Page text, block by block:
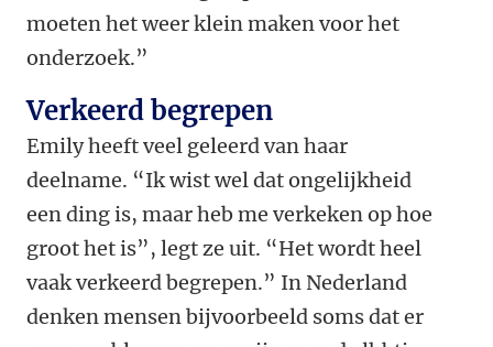
moeten het weer klein maken voor het
onderzoek.”
Verkeerd begrepen
Emily heeft veel geleerd van haar
deelname. “Ik wist wel dat ongelijkheid
een ding is, maar heb me verkeken op hoe
groot het is”, legt ze uit. “Het wordt heel
vaak verkeerd begrepen.” In Nederland
denken mensen bijvoorbeeld soms dat er